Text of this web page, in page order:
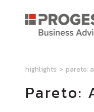
highlights > pareto:
Pareto: